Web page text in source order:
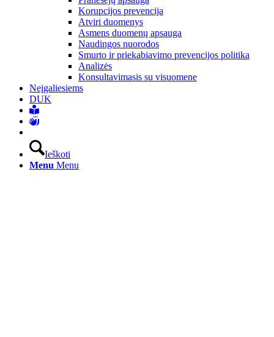
Korupcijos prevencija
Atviri duomenys
Asmens duomenų apsauga
Naudingos nuorodos
Smurto ir priekabiavimo prevencijos politika
Analizės
Konsultavimasis su visuomene
Neįgaliesiems
DUK
Ieškoti
Menu Menu